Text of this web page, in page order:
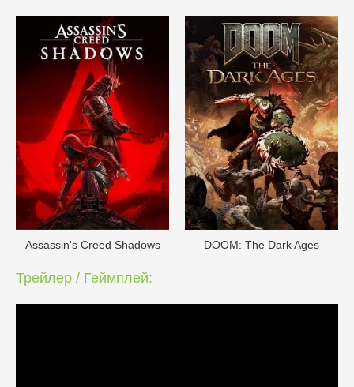
Assassin's Creed Shadows DOОM: The Dark Ages
Трейлер / Геймплей: